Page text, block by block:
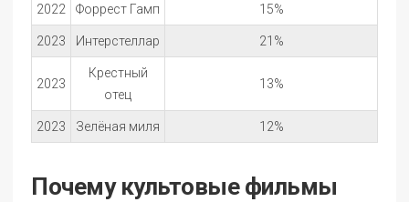
2022 Форрест Гамп 15%
2023 Интерстеллар 21%
2023
Крестный
отец
13%
2023 Зелёная миля 12%
Почему культовые фильмы